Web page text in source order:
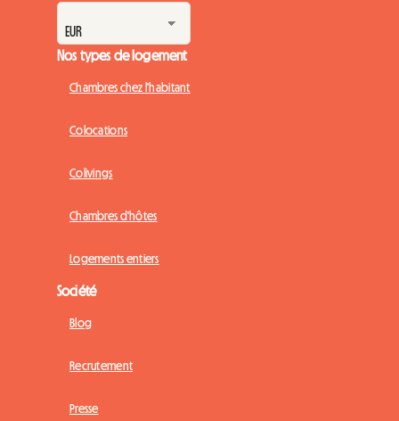
Nos types de logement
Chambres chez l'habitant
Colocations
Colivings
Chambres d'hôtes
Logements entiers
Société
Blog
Recrutement
Presse